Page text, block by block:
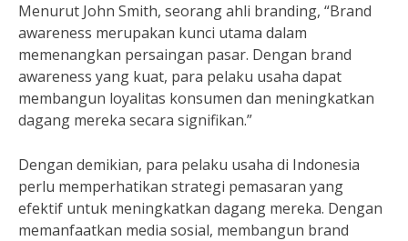
Menurut John Smith, seorang ahli branding, “Brand
awareness merupakan kunci utama dalam
memenangkan persaingan pasar. Dengan brand
awareness yang kuat, para pelaku usaha dapat
membangun loyalitas konsumen dan meningkatkan
dagang mereka secara signifikan.”
Dengan demikian, para pelaku usaha di Indonesia
perlu memperhatikan strategi pemasaran yang
efektif untuk meningkatkan dagang mereka. Dengan
memanfaatkan media sosial, membangun brand